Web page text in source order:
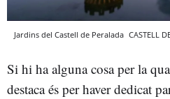
Jardins del Castell de Peralada CASTELL
Si hi ha alguna cosa per la
destaca és per haver dedicat